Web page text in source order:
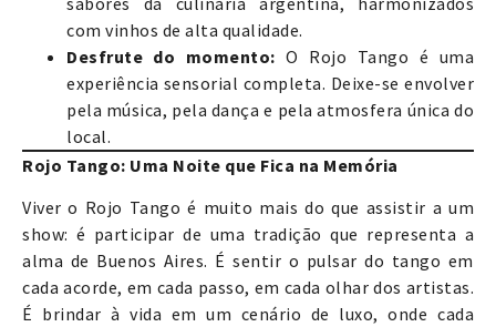
com vinhos de alta qualidade.
Desfrute do momento: O Rojo Tango é uma
experiência sensorial completa. Deixe-se envolver
pela música, pela dança e pela atmosfera única do
local.
Rojo Tango: Uma Noite que Fica na Memória
Viver o Rojo Tango é muito mais do que assistir a um
show: é participar de uma tradição que representa a
alma de Buenos Aires. É sentir o pulsar do tango em
cada acorde, em cada passo, em cada olhar dos artistas.
É brindar à vida em um cenário de luxo, onde cada